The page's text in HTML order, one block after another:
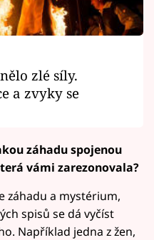
zlé síly.
a zvyky se
záhadu spojenou
vámi zarezonovala?
záhadu a mystérium,
spisů se dá vyčíst
Například jedna z žen,